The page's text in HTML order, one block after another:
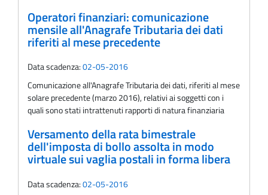
Operatori finanziari: comunicazione
mensile all'Anagrafe Tributaria dei dati
riferiti al mese precedente
Data scadenza:02-05-2016
Comunicazione all'Anagrafe Tributaria dei dati, riferiti al mese
solare precedente (marzo 2016), relativi ai soggetti con i
quali sono stati intrattenuti rapporti di natura finanziaria
Versamento della rata bimestrale
dell'imposta di bollo assolta in modo
virtuale sui vaglia postali in forma libera
Data scadenza:02-05-2016